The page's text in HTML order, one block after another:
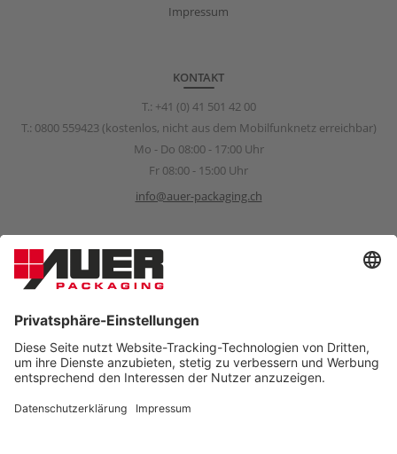
Impressum
KONTAKT
T.: +41 (0) 41 501 42 00
T.: 0800 559423(kostenlos, nicht aus dem Mobilfunknetz erreichbar)
Mo - Do 08:00 - 17:00 Uhr
Fr 08:00 - 15:00 Uhr
info@auer-packaging.ch
Sponsoring Anfragen
sponsoring@auer-packaging.com